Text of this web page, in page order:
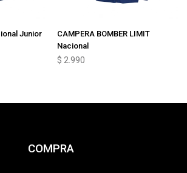
Junior
CAMPERA BOMBER LIMIT
Nacional
$ 2.990
COMPRA